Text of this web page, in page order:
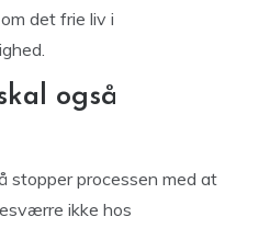
det frie liv i
også
stopper processen med at
ikke hos